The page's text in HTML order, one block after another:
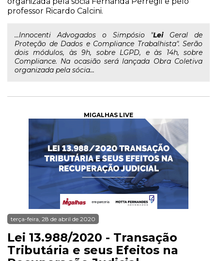
professor Ricardo Calcini.
...Innocenti Advogados o Simpósio "LeiGeral de
Proteção de Dados e Compliance Trabalhista". Serão
dois módulos, às 9h, sobre LGPD, e às 14h, sobre
Compliance. Na ocasião será lançada Obra Coletiva
organizada pela sócia...
MIGALHAS LIVE
terça-feira, 28 de abril de 2020
Lei 13.988/2020 - Transação
Tributária e seus Efeitos na